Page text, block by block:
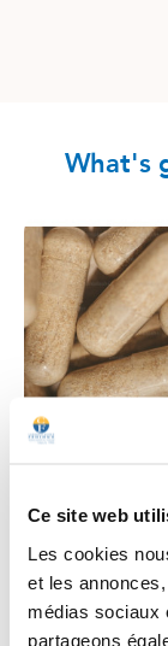
Ce site web
Les cookies
et les
médias sociaux
partageons
What's
Pourquoi